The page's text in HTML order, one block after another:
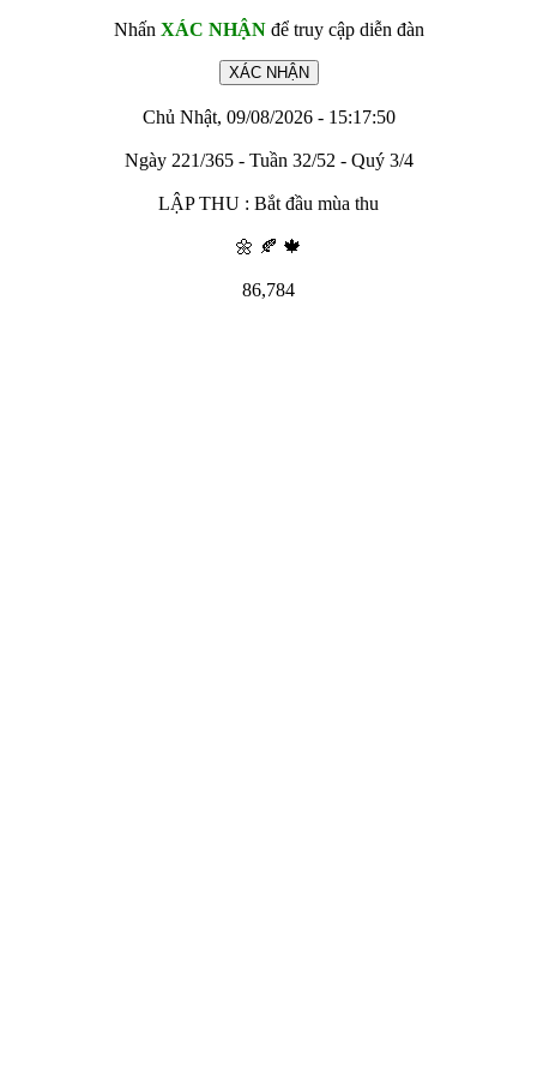
Nhấn XÁC NHẬNđể truy cập diễn đàn
Chủ Nhật, 09/08/2026 - 15:17:50
Ngày 221/365 - Tuần 32/52 - Quý 3/4
LẬP THU : Bắt đầu mùa thu
🌼 🍂 🍁
86,784